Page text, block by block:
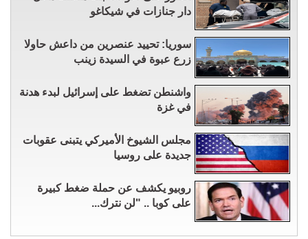
دار جنازات في شيكاغو
سوريا: تحييد عنصرين من داعش حاولا
زرع عبوة في السيدة زينب
واشنطن تضغط على إسرائيل لبدء هدنة
في غزة
مجلس الشيوخ الأميركي يتبنى عقوبات
جديدة على روسيا
روبيو يكشف عن حملة ضغط كبيرة
على كوبا .. "لن نترك...